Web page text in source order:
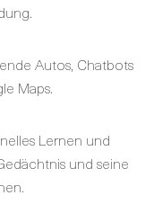
Autos, Chatbots
Maps.
Lernen und
und seine